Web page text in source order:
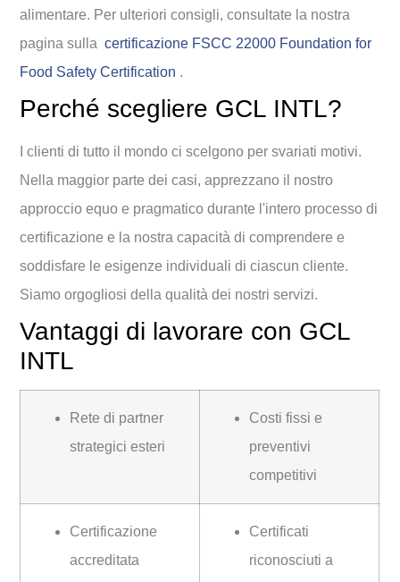
alimentare. Per ulteriori consigli, consultate la nostra
pagina sullacertificazione FSCC 22000 Foundation for
Food Safety Certification .
Perché scegliere GCL INTL?
I clienti di tutto il mondo ci scelgono per svariati motivi.
Nella maggior parte dei casi, apprezzano il nostro
approccio equo e pragmatico durante l'intero processo di
certificazione e la nostra capacità di comprendere e
soddisfare le esigenze individuali di ciascun cliente.
Siamo orgogliosi della qualità dei nostri servizi.
Vantaggi di lavorare con GCL
INTL
Rete di partner
strategici esteri
Costi fissi e
preventivi
competitivi
Certificazione
accreditata
Certificati
riconosciuti a